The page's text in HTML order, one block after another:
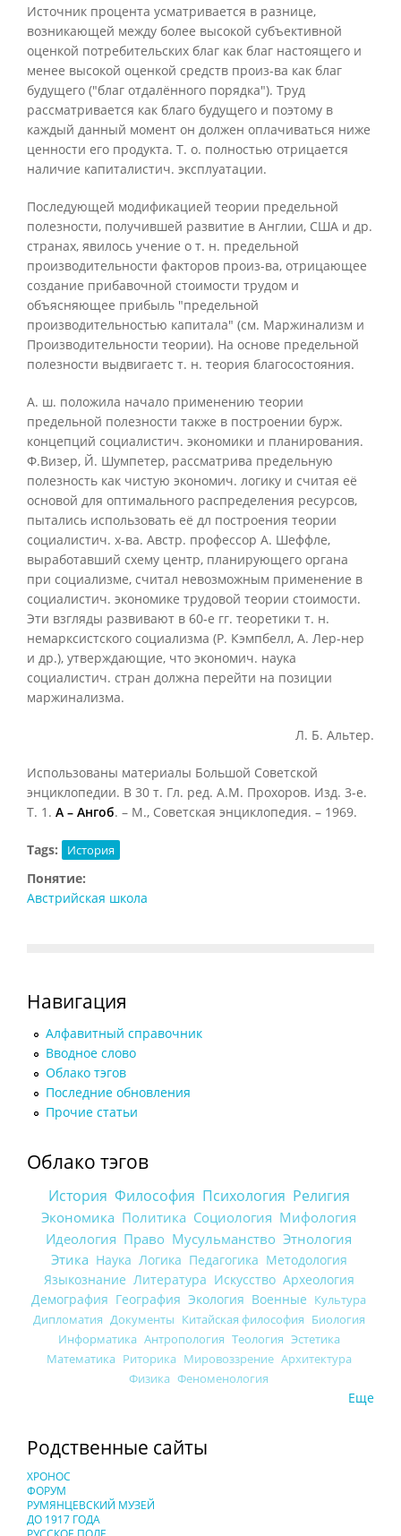
Источник процента усматривается в разнице,
возникающей между более высокой субъективной
оценкой потребительских благ как благ настоящего и
менее высокой оценкой средств произ-ва как благ
будущего ("благ отдалённого порядка"). Труд
рассматривается как благо будущего и поэтому в
каждый данный момент он должен оплачиваться ниже
ценности его продукта. Т. о. полностью отрицается
наличие капиталистич. эксплуатации.
Последующей модификацией теории предельной
полезности, получившей развитие в Англии, США и др.
странах, явилось учение о т. н. предельной
производительности факторов произ-ва, отрицающее
создание прибавочной стоимости трудом и
объясняющее прибыль "предельной
производительностью капитала" (см. Маржинализм и
Производительности теории). На основе предельной
полезности выдвигаетс т. н. теория благосостояния.
А. ш. положила начало применению теории
предельной полезности также в построении бурж.
концепций социалистич. экономики и планирования.
Ф.Визер, Й. Шумпетер, рассматрива предельную
полезность как чистую экономич. логику и считая её
основой для оптимального распределения ресурсов,
пытались использовать её дл построения теории
социалистич. х-ва. Австр. профессор А. Шеффле,
выработавший схему центр, планирующего органа
при социализме, считал невозможным применение в
социалистич. экономике трудовой теории стоимости.
Эти взгляды развивают в 60-е гг. теоретики т. н.
немарксистского социализма (Р. Кэмпбелл, А. Лер-нер
и др.), утверждающие, что экономич. наука
социалистич. стран должна перейти на позиции
маржинализма.
Л. Б. Альтер.
Использованы материалы Большой Советской
энциклопедии. В 30 т. Гл. ред. А.М. Прохоров. Изд. 3-е.
Т. 1. А – Ангоб. – М., Советская энциклопедия. – 1969.
Tags: История
Понятие:
Австрийская школа
Навигация
Алфавитный справочник
Вводное слово
Облако тэгов
Последние обновления
Прочие статьи
Облако тэгов
История Философия Психология Религия
Экономика Политика Социология Мифология
Идеология Право Мусульманство Этнология
Этика Наука Логика Педагогика Методология
Языкознание Литература Искусство Археология
Демография География Экология Военные Культура
Дипломатия Документы Китайская философия Биология
Информатика Антропология Теология Эстетика
Математика Риторика Мировоззрение Архитектура
Физика Феноменология
Еще
Родственные сайты
ХРОНОС
ФОРУМ
РУМЯНЦЕВСКИЙ МУЗЕЙ
ДО 1917 ГОДА